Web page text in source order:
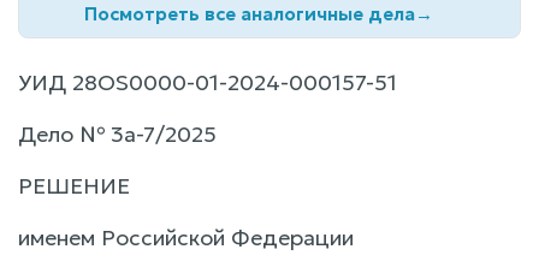
Посмотреть все аналогичные дела→
УИД 28OS0000-01-2024-000157-51
Дело № 3а-7/2025
РЕШЕНИЕ
именем Российской Федерации